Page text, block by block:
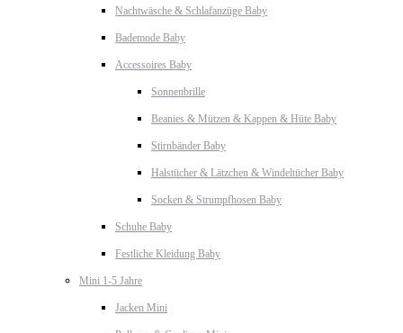
Nachtwäsche & Schlafanzüge Baby
Bademode Baby
Accessoires Baby
Sonnenbrille
Beanies & Mützen & Kappen & Hüte Baby
Stirnbänder Baby
Halstücher & Lätzchen & Windeltücher Baby
Socken & Strumpfhosen Baby
Schuhe Baby
Festliche Kleidung Baby
Mini 1-5 Jahre
Jacken Mini